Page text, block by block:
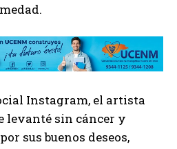
Instagram, el artista
levanté sin cáncer y
sus buenos deseos,